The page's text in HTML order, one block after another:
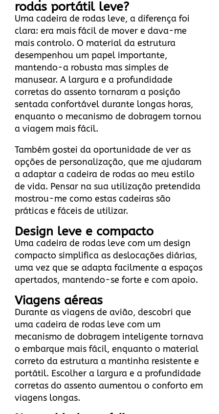
rodas portátil leve?
Uma cadeira de rodas leve, a diferença foi
clara: era mais fácil de mover e dava-me
mais controlo. O material da estrutura
desempenhou um papel importante,
mantendo-a robusta mas simples de
manusear. A largura e a profundidade
corretas do assento tornaram a posição
sentada confortável durante longas horas,
enquanto o mecanismo de dobragem tornou
a viagem mais fácil.
Também gostei da oportunidade de ver as
opções de personalização, que me ajudaram
a adaptar a cadeira de rodas ao meu estilo
de vida. Pensar na sua utilização pretendida
mostrou-me como estas cadeiras são
práticas e fáceis de utilizar.
Design leve e compacto
Uma cadeira de rodas leve com um design
compacto simplifica as deslocações diárias,
uma vez que se adapta facilmente a espaços
apertados, mantendo-se forte e com apoio.
Viagens aéreas
Durante as viagens de avião, descobri que
uma cadeira de rodas leve com um
mecanismo de dobragem inteligente tornava
o embarque mais fácil, enquanto o material
correto da estrutura a mantinha resistente e
portátil. Escolher a largura e a profundidade
corretas do assento aumentou o conforto em
viagens longas.